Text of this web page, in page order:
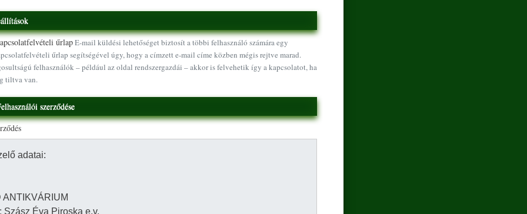
Ugrás a tartalomra
űrlapE-mail küldési lehetőséget biztosít a többi felhasználó számára egy
űrlap segítségével úgy, hogy a címzett e-mail címe közben mégis rejtve marad.
felhasználók – például az oldal rendszergazdái – akkor is felvehetik így a kapcsolatot, ha
tiltva van.
szerződése